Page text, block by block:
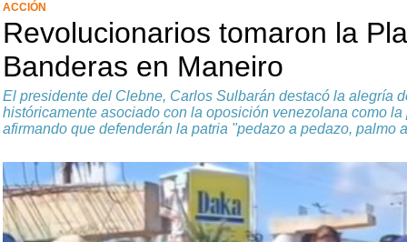
ACCIÓN
Revolucionarios tomaron la
Banderas en Maneiro
El presidente del Clebne, Carlos Sulbarán destacó la alegría
históricamente asociado con la oposición venezolana como
afirmando que defenderán la patria "pedazo a pedazo, palmo